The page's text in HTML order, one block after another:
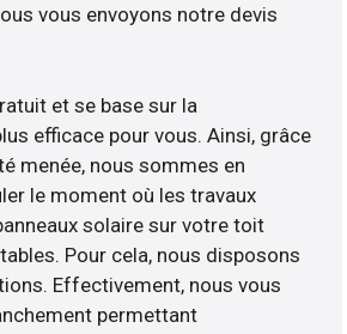
vous envoyons notre devis
et se base sur la
efficace pour vous. Ainsi, grâce
menée, nous sommes en
le moment où les travaux
solaire sur votre toit
Pour cela, nous disposons
Effectivement, nous vous
permettant